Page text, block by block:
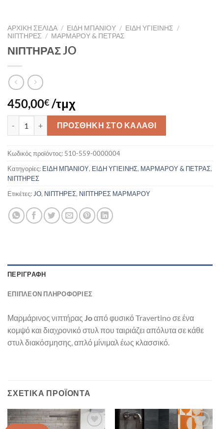
ΑΡΧΙΚΉ ΣΕΛΊΔΑ / ΕΙΔΗ ΜΠΑΝΙΟΥ / ΕΙΔΗ ΥΓΙΕΙΝΗΣ /
ΝΙΠΤΗΡΕΣ / ΜΑΡΜΑΡΟΥ & ΠΕΤΡΑΣ
ΝΙΠΤΗΡΑΣ JO
450,00€ /τμχ
ΝΙΠΤΗΡΑΣ JO ποσότητα
ΠΡΟΣΘΉΚΗ ΣΤΟ ΚΑΛΆΘΙ
Κωδικός προϊόντος: 510-559-0000004
Κατηγορίες: ΕΙΔΗ ΜΠΑΝΙΟΥ, ΕΙΔΗ ΥΓΙΕΙΝΗΣ, ΜΑΡΜΑΡΟΥ & ΠΕΤΡΑΣ,
ΝΙΠΤΗΡΕΣ
Ετικέτες:JO, ΝΙΠΤΗΡΕΣ, ΝΙΠΤΗΡΕΣ ΜΑΡΜΑΡΟΥ
ΠΕΡΙΓΡΑΦΉ
ΕΠΙΠΛΈΟΝ ΠΛΗΡΟΦΟΡΊΕΣ
Μαρμάρινος νιπτήρας Joαπό φυσικό Travertino σε ένα
κομψό και διαχρονικό στυλ που ταιριάζει απόλυτα σε κάθε
στυλ διακόσμησης, απλό μίνιμαλ έως κλασσικό.
ΣΧΕΤΙΚΆ ΠΡΟΪΌΝΤΑ